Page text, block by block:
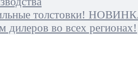
толстовки!
дилеров во всех регионах!